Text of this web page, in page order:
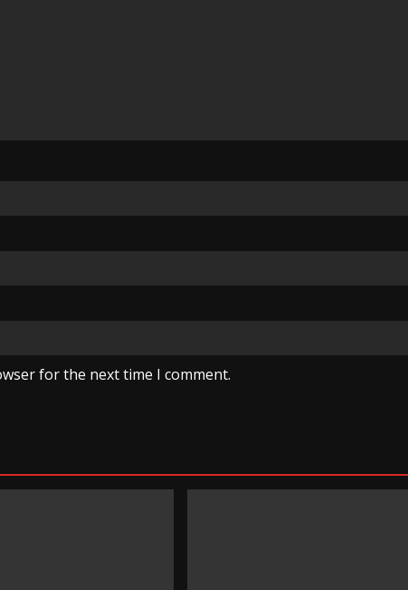
for the next time I comment.